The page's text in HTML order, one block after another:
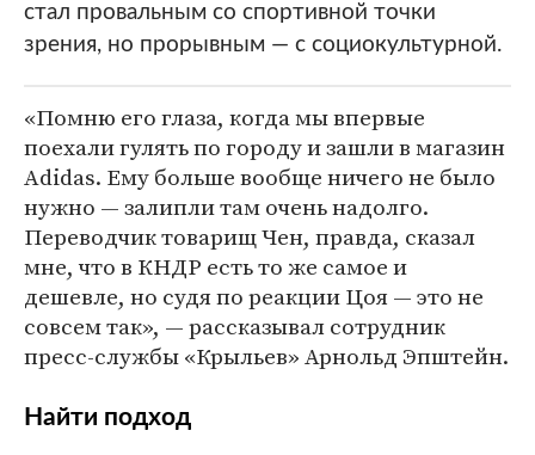
стал провальным со спортивной точки
зрения, но прорывным — с социокультурной.
«Помню его глаза, когда мы впервые
поехали гулять по городу и зашли в магазин
Adidas. Ему больше вообще ничего не было
нужно — залипли там очень надолго.
Переводчик товарищ Чен, правда, сказал
мне, что в КНДР есть то же самое и
дешевле, но судя по реакции Цоя — это не
совсем так», — рассказывал сотрудник
пресс-службы «Крыльев» Арнольд Эпштейн.
Найти подход